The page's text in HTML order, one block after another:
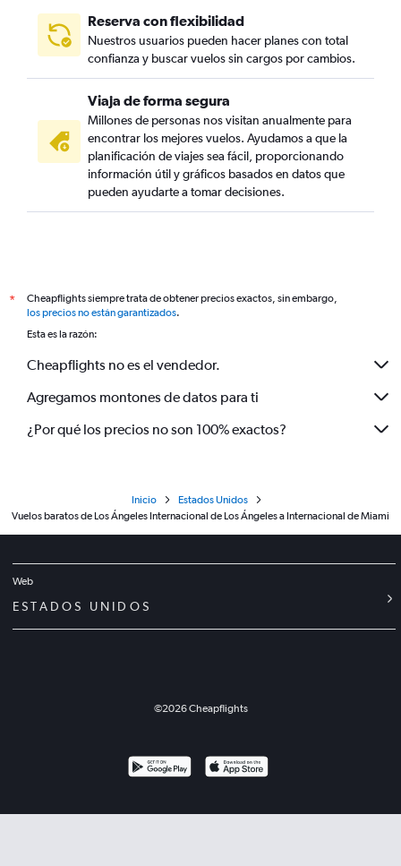
Reserva con flexibilidad
Nuestros usuarios pueden hacer planes con total
confianza y buscar vuelos sin cargos por cambios.
Viaja de forma segura
Millones de personas nos visitan anualmente para
encontrar los mejores vuelos. Ayudamos a que la
planificación de viajes sea fácil, proporcionando
información útil y gráficos basados en datos que
pueden ayudarte a tomar decisiones.
*
Cheapflights siempre trata de obtener precios exactos, sin embargo,
los precios no están garantizados.
Esta es la razón:
Cheapflights no es el vendedor.
Agregamos montones de datos para ti
¿Por qué los precios no son 100% exactos?
Inicio
Estados Unidos
Vuelos baratos de Los Ángeles Internacional de Los Ángeles a Internacional de Miami
Web
ESTADOS UNIDOS
©2026Cheapflights